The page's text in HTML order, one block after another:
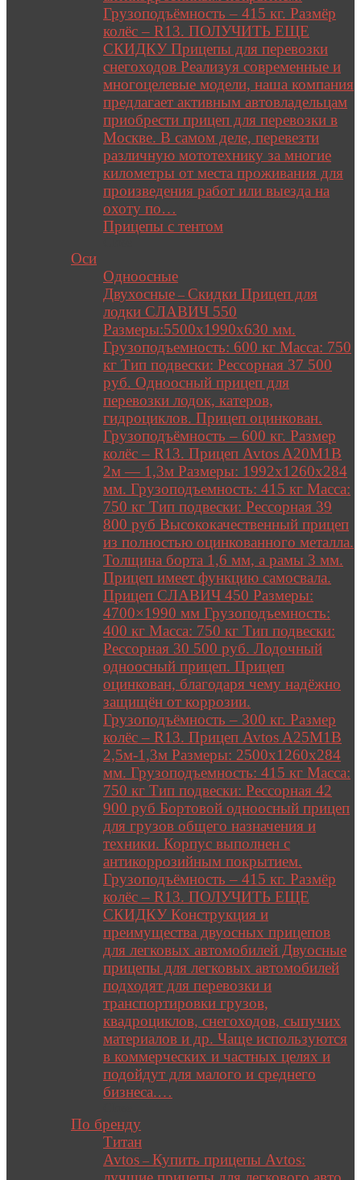
Грузоподъёмность – 415 кг. Размёр
колёс – R13. ПОЛУЧИТЬ ЕЩЕ
СКИДКУ Прицепы для перевозки
снегоходов Реализуя современные и
многоцелевые модели, наша компания
предлагает активным автовладельцам
приобрести прицеп для перевозки в
Москве. В самом деле, перевезти
различную мототехнику за многие
километры от места проживания для
произведения работ или выезда на
охоту по…
Прицепы с тентом
Оси
Одноосные
Двухосные – Скидки Прицеп для
лодки СЛАВИЧ 550
Размеры:5500х1990х630 мм.
Грузоподъемность: 600 кг Масса: 750
кг Тип подвески: Рессорная 37 500
руб. Одноосный прицеп для
перевозки лодок, катеров,
гидроциклов. Прицеп оцинкован.
Грузоподъёмность – 600 кг. Размер
колёс – R13. Прицеп Avtos A20M1B
2м — 1,3м Размеры: 1992х1260х284
мм. Грузоподъемность: 415 кг Масса:
750 кг Тип подвески: Рессорная 39
800 руб Высококачественный прицеп
из полностью оцинкованного металла.
Толщина борта 1,6 мм, а рамы 3 мм.
Прицеп имеет функцию самосвала.
Прицеп СЛАВИЧ 450 Размеры:
4700×1990 мм Грузоподъемность:
400 кг Масса: 750 кг Тип подвески:
Рессорная 30 500 руб. Лодочный
одноосный прицеп. Прицеп
оцинкован, благодаря чему надёжно
защищён от коррозии.
Грузоподъёмность – 300 кг. Размер
колёс – R13. Прицеп Avtos A25M1B
2,5м-1,3м Размеры: 2500х1260х284
мм. Грузоподъемность: 415 кг Масса:
750 кг Тип подвески: Рессорная 42
900 руб Бортовой одноосный прицеп
для грузов общего назначения и
техники. Корпус выполнен с
антикоррозийным покрытием.
Грузоподъёмность – 415 кг. Размёр
колёс – R13. ПОЛУЧИТЬ ЕЩЕ
СКИДКУ Конструкция и
преимущества двуосных прицепов
для легковых автомобилей Двуосные
прицепы для легковых автомобилей
подходят для перевозки и
транспортировки грузов,
квадроциклов, снегоходов, сыпучих
материалов и др. Чаще используются
в коммерческих и частных целях и
подойдут для малого и среднего
бизнеса.…
По бренду
Титан
Avtos – Купить прицепы Avtos: